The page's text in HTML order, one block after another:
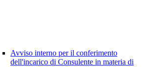
Avviso interno per il conferimento
dell'incarico di Consulente in materia di